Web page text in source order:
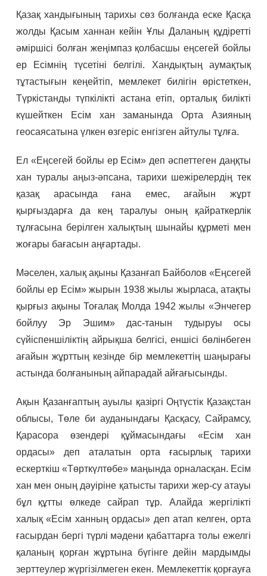
Қазақ хандығының тарихы сөз болғанда еске Қасқа
жолды Қасым ханнан кейін Ұлы Даланың құдіретті
әміршісі болған жеңімпаз қолбасшы еңсегей бойлы
ер Есімнің түсетіні белгілі. Хандықтың аумақтық
тұтастығын кеңейтіп, мемлекет билігін өрістеткен,
Түркістанды түпкілікті астана етіп, орталық билікті
күшейткен Есім хан заманында Орта Азияның
геосаясатына үлкен өзгеріс енгізген айтулы тұлға.
Ел «Еңсегей бойлы ер Есім» деп әспеттеген даңқты
хан туралы аңыз-әпсана, тарихи шежірелердің тек
қазақ арасында ғана емес, ағайын жұрт
қырғыздарға да кең таралуы оның қайраткерлік
тұлғасына берілген халықтың шынайы құрметі мен
жоғары бағасын аңғартады.
Мәселен, халық ақыны Қазанғап Байболов «Еңсегей
бойлы ер Есім» жырын 1938 жылы жырласа, атақты
қырғыз ақыны Тоғалақ Молда 1942 жылы «Энчегер
бойлуу Эр Эшим» дас-танын тудыруы осы
сүйіспеншіліктің айрықша белгісі, еншісі бөлінбеген
ағайын жұрттың кезінде бір мемлекеттің шаңырағы
астында болғанының айпарадай айғағысынды.
Ақын Қазанғаптың ауылы қазіргі Оңтүстік Қазақстан
облысы, Төле би ауданындағы Қасқасу, Сайрамсу,
Қарасора өзендері құймасындағы «Есім хан
ордасы» деп аталатын орта ғасырлық тарихи
ескерткіш «Төрткүлтөбе» маңында орналасқан. Есім
хан мен оның дәуіріне қатысты тарихи жер-су атауы
бұл құтты өлкеде сайрап тұр. Алайда жергілікті
халық «Есім ханның ордасы» деп атап келген, орта
ғасырдан бергі түрлі мәдени қабаттарға толы ежелгі
қаланың қорған жұртына бүгінге дейін мардымды
зерттеулер жүргізілмеген екен. Мемлекеттік қорғауға